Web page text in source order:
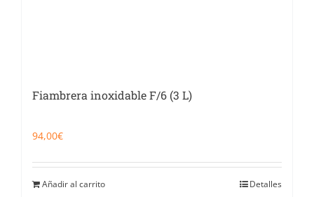
Fiambrera inoxidable F/6 (3 L)
94,00€
Añadir al carrito Detalles